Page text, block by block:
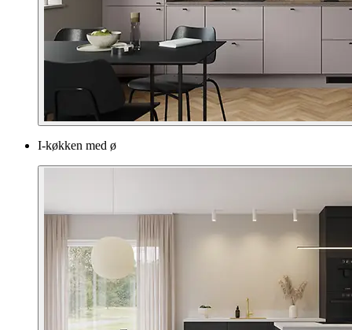
I-køkken med ø